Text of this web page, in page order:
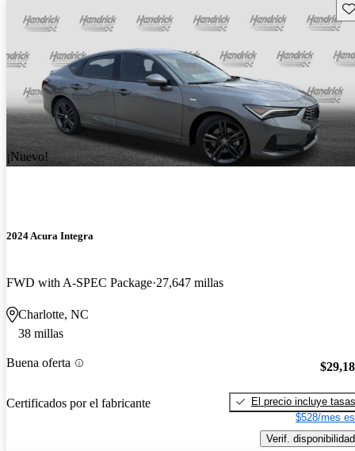
¡Nuevo!
2024 Acura Integra
FWD with A-SPEC Package 27,647 millas
Charlotte, NC
38 millas
Buena oferta
Certificados por el fabricante
El precio incluye tasas
$528/mes
Verif. disponibilidad